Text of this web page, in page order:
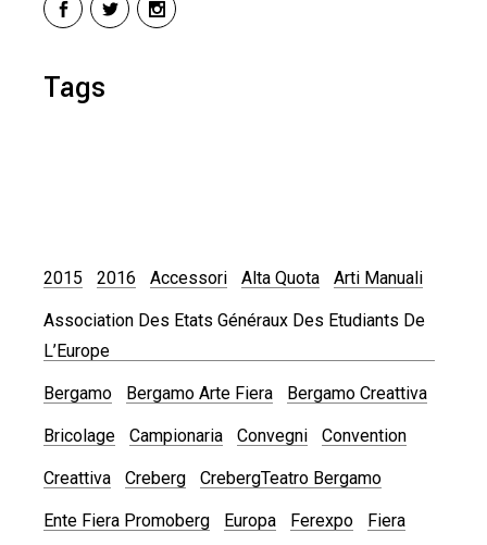
Tags
2015 2016 Accessori Alta Quota Arti Manuali
Association Des Etats Généraux Des Etudiants De
L’Europe
Bergamo Bergamo Arte Fiera Bergamo Creattiva
Bricolage Campionaria Convegni Convention
Creattiva Creberg CrebergTeatro Bergamo
Ente Fiera Promoberg Europa Ferexpo Fiera